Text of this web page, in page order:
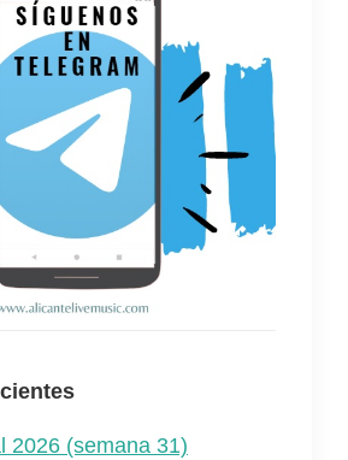
2026 (semana 31)